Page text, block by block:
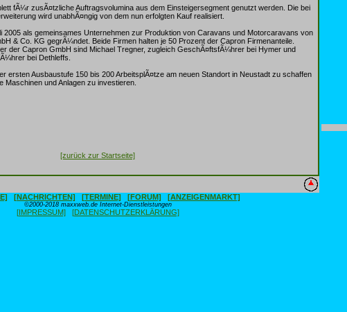
fÃ¼r zusÃ¤tzliche Auftragsvolumina aus dem Einsteigersegment genutzt werden. Die bei
wird unabhÃ¤ngig von dem nun erfolgten Kauf realisiert.
2005 als gemeinsames Unternehmen zur Produktion von Caravans und Motorcaravans von
& Co. KG gegrÃ¼ndet. Beide Firmen halten je 50 Prozent der Capron Firmenanteile.
der Capron GmbH sind Michael Tregner, zugleich GeschÃ¤ftsfÃ¼hrer bei Hymer und
bei Dethleffs.
ersten Ausbaustufe 150 bis 200 ArbeitsplÃ¤tze am neuen Standort in Neustadt zu schaffen
Maschinen und Anlagen zu investieren.
[zurück zur Startseite]
[NACHRICHTEN] [TERMINE] [FORUM] [ANZEIGENMARKT]
©2000-2018 maxxweb.de Internet-Dienstleistungen
[IMPRESSUM] [DATENSCHUTZERKLÄRUNG]